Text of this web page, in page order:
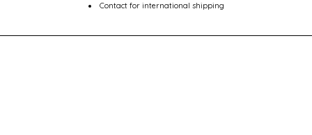
Contact for international shipping